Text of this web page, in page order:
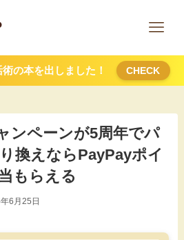
の本を出しました！ CHECK
ンペーンが5周年でパ
換えならPayPayポイ
もらえる
6月25日